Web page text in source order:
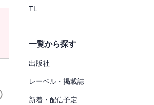
TL
一覧から探す
出版社
レーベル・掲載誌
新着・配信予定